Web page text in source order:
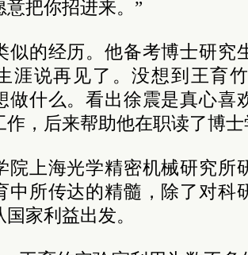
意把你招进来。”
似的经历。他备考博士研究
涯说再见了。没想到王育
做什么。看出徐震是真心喜
作，后来帮助他在职读了博
院上海光学精密机械研究所
中所传达的精髓，除了对科
家利益出发。